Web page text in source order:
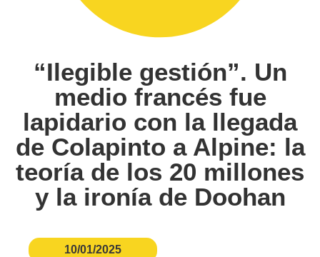
“Ilegible gestión”. Un
medio francés fue
lapidario con la llegada
de Colapinto a Alpine: la
teoría de los 20 millones
y la ironía de Doohan
10/01/2025